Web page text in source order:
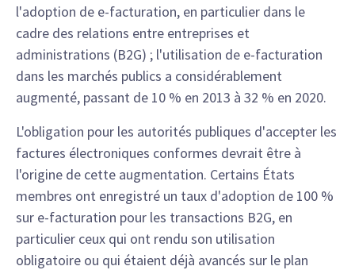
l'adoption de e-facturation, en particulier dans le
cadre des relations entre entreprises et
administrations (B2G) ; l'utilisation de e-facturation
dans les marchés publics a considérablement
augmenté, passant de 10 % en 2013 à 32 % en 2020.
L'obligation pour les autorités publiques d'accepter les
factures électroniques conformes devrait être à
l'origine de cette augmentation. Certains États
membres ont enregistré un taux d'adoption de 100 %
sur e-facturation pour les transactions B2G, en
particulier ceux qui ont rendu son utilisation
obligatoire ou qui étaient déjà avancés sur le plan